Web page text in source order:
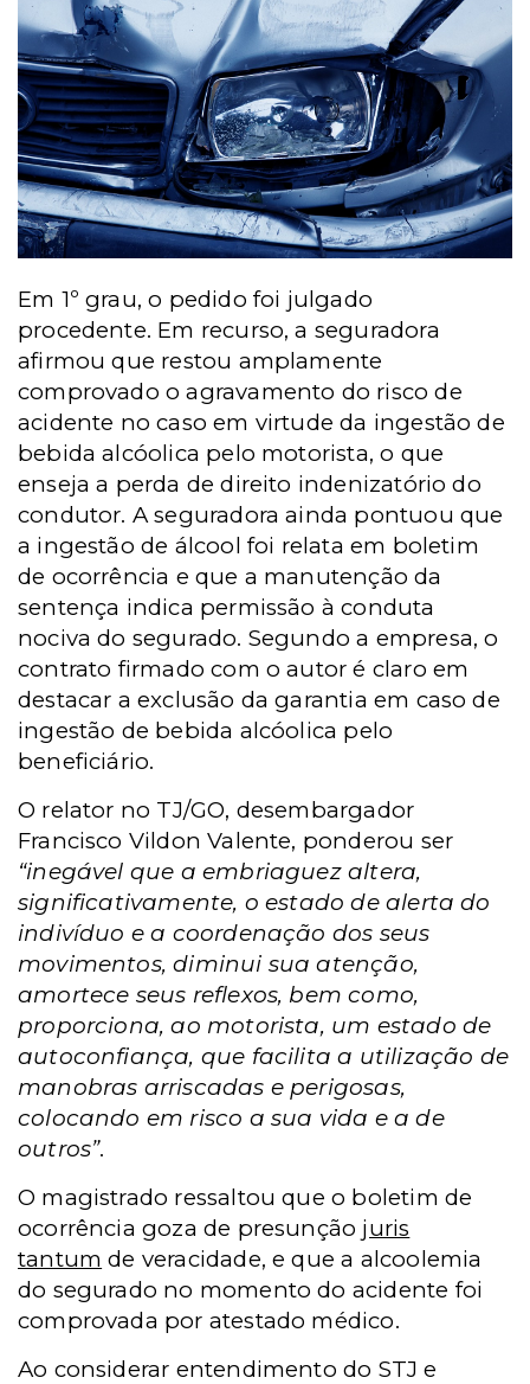
Em 1º grau, o pedido foi julgado
procedente. Em recurso, a seguradora
afirmou que restou amplamente
comprovado o agravamento do risco de
acidente no caso em virtude da ingestão de
bebida alcóolica pelo motorista, o que
enseja a perda de direito indenizatório do
condutor. A seguradora ainda pontuou que
a ingestão de álcool foi relata em boletim
de ocorrência e que a manutenção da
sentença indica permissão à conduta
nociva do segurado. Segundo a empresa, o
contrato firmado com o autor é claro em
destacar a exclusão da garantia em caso de
ingestão de bebida alcóolica pelo
beneficiário.
O relator no TJ/GO, desembargador
Francisco Vildon Valente, ponderou ser
“inegável que a embriaguez altera,
significativamente, o estado de alerta do
indivíduo e a coordenação dos seus
movimentos, diminui sua atenção,
amortece seus reflexos, bem como,
proporciona, ao motorista, um estado de
autoconfiança, que facilita a utilização de
manobras arriscadas e perigosas,
colocando em risco a sua vida e a de
outros”.
O magistrado ressaltou que o boletim de
ocorrência goza de presunção juris
tantum de veracidade, e que a alcoolemia
do segurado no momento do acidente foi
comprovada por atestado médico.
Ao considerar entendimento do STJ e